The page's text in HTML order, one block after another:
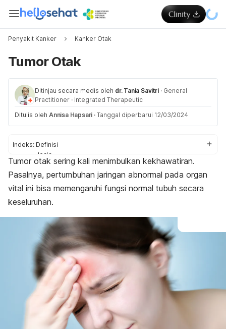
Penyakit Kanker Kanker Otak
Tumor Otak
Ditinjau secara medis oleh dr. Tania Savitri · General
Practitioner · Integrated Therapeutic
Ditulis oleh Annisa Hapsari · Tanggal diperbarui 12/03/2024
Indeks: Definisi
Jenis
Gejala
Penyebab
Faktor risiko
Pengobatan
Perawatan di rumah
Pencegahan
Tumor otak sering kali menimbulkan kekhawatiran.
Pasalnya, pertumbuhan jaringan abnormal pada organ
vital ini bisa memengaruhi fungsi normal tubuh secara
keseluruhan.